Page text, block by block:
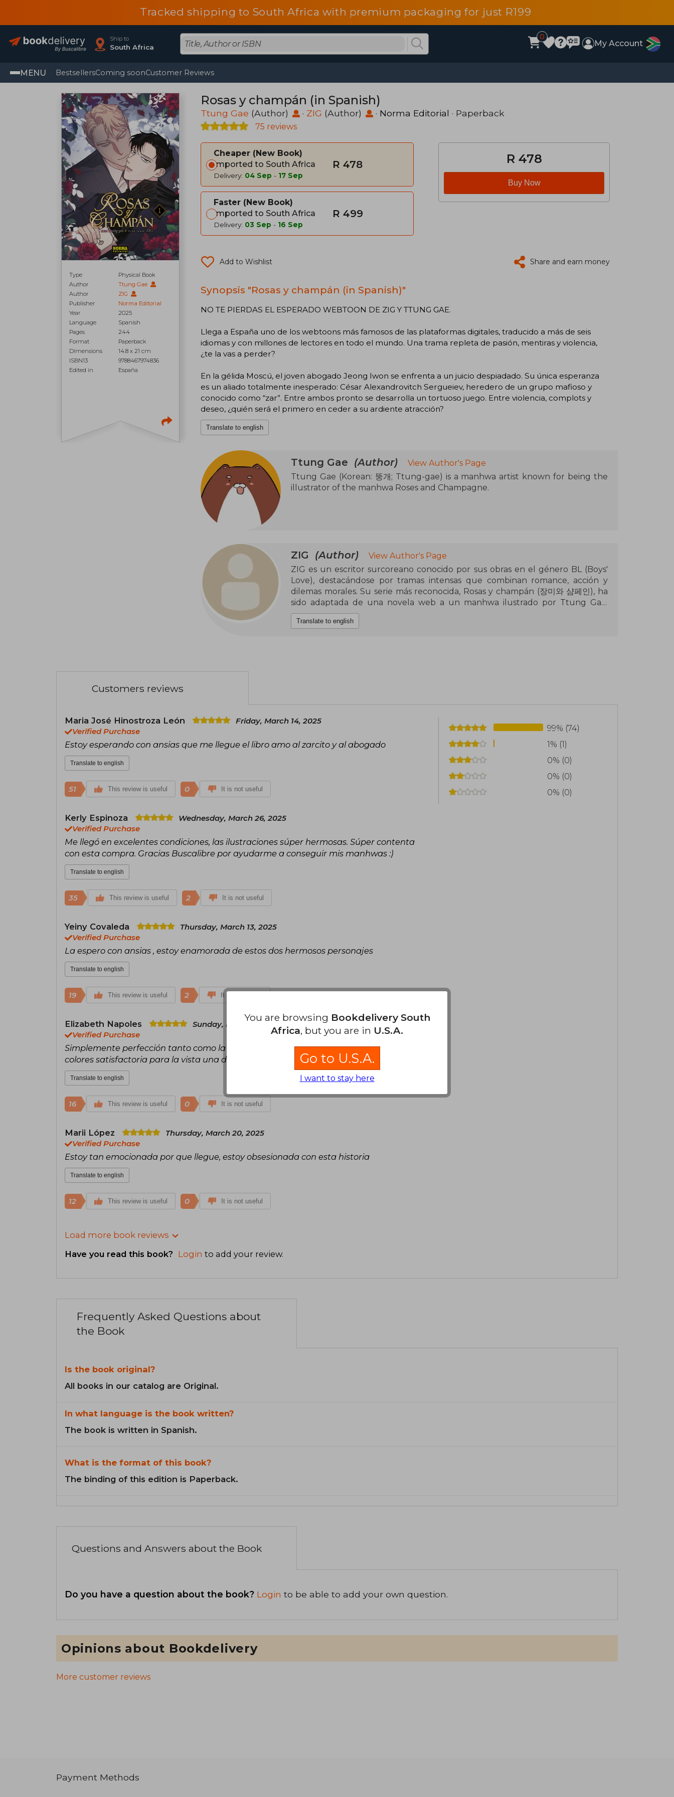
Tracked shipping to South Africa with premium packaging for just R199
Ship to
South Africa
0
My Account
MENU BestsellersComing soonCustomer Reviews
Type
Physical Book
Author
Ttung Gae
Author
ZIG
Publisher
Norma Editorial
Year
2025
Language
Spanish
Pages
244
Format
Paperback
Dimensions
14.8 x 21 cm
ISBN13
9788467974836
Edited in
España
Rosas y champán (in Spanish)
Ttung Gae (Author) · ZIG (Author) · Norma Editorial · Paperback
75 reviews
Cheaper
New Book
Imported to South Africa
Delivery: 04 Sep - 17 Sep
R 478
Faster
New Book
Imported to South Africa
Delivery: 03 Sep - 16 Sep
R 499
R 478
Buy Now
Add to Wishlist Share and earn money
Synopsis "Rosas y champán (in Spanish)"
NO TE PIERDAS EL ESPERADO WEBTOON DE ZIG Y TTUNG GAE.
Llega a España uno de los webtoons más famosos de las plataformas digitales, traducido a más de seis
idiomas y con millones de lectores en todo el mundo. Una trama repleta de pasión, mentiras y violencia,
¿te la vas a perder?
En la gélida Moscú, el joven abogado Jeong Iwon se enfrenta a un juicio despiadado. Su única esperanza
es un aliado totalmente inesperado: César Alexandrovitch Sergueiev, heredero de un grupo mafioso y
conocido como “zar”. Entre ambos pronto se desarrolla un tortuoso juego. Entre violencia, complots y
deseo, ¿quién será el primero en ceder a su ardiente atracción?
Translate to english
Ttung Gae (Author)
View Author's Page
Ttung Gae (Korean: 뚱개; Ttung-gae) is a manhwa artist known for being the
illustrator of the manhwa Roses and Champagne.
ZIG (Author)
View Author's Page
ZIG es un escritor surcoreano conocido por sus obras en el género BL (Boys'
Love), destacándose por tramas intensas que combinan romance, acción y
dilemas morales. Su serie más reconocida, Rosas y champán (장미와 샴페인), ha
sido adaptada de una novela web a un manhwa ilustrado por Ttung Gae,
alcanzando gran popularidad en plataformas digitales y siendo traducida a
varios idiomas.
Translate to english
Customers reviews
Maria José Hinostroza León
Friday, March 14, 2025
Verified Purchase
Estoy esperando con ansias que me llegue el libro amo al zarcito y al abogado
Translate to english
51 This review is useful 0 It is not useful
Kerly Espinoza
Wednesday, March 26, 2025
Verified Purchase
Me llegó en excelentes condiciones, las ilustraciones súper hermosas. Súper contenta
con esta compra. Gracias Buscalibre por ayudarme a conseguir mis manhwas :)
Translate to english
35 This review is useful 2 It is not useful
Yeiny Covaleda
Thursday, March 13, 2025
Verified Purchase
La espero con ansias , estoy enamorada de estos dos hermosos personajes
Translate to english
19 This review is useful 2 It is not useful
Elizabeth Napoles
Sunday, March 16, 2025
Verified Purchase
Simplemente perfección tanto como la historia desarrolla y la ilustración una gama de
colores satisfactoria para la vista una de mis historias favoritas
Translate to english
16 This review is useful 0 It is not useful
Marii López
Thursday, March 20, 2025
Verified Purchase
Estoy tan emocionada por que llegue, estoy obsesionada con esta historia
Translate to english
12 This review is useful 0 It is not useful
Load more book reviews
Have you read this book? Login to add your review.
99% (74)
1% (1)
0% (0)
0% (0)
0% (0)
Frequently Asked Questions about
the Book
Is the book original?
All books in our catalog are Original.
In what language is the book written?
The book is written in Spanish.
What is the format of this book?
The binding of this edition is Paperback.
Questions and Answers about the Book
Do you have a question about the book? Login to be able to add your own question.
Opinions about Bookdelivery
More customer reviews
Payment Methods
You are browsing Bookdelivery South
Africa, but you are in U.S.A.
Go to U.S.A.
I want to stay here